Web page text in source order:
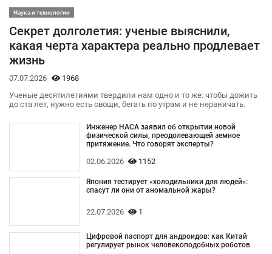
Наука и технологии
Секрет долголетия: ученые выяснили,
какая черта характера реально продлевает
жизнь
07.07.2026
1968
Ученые десятилетиями твердили нам одно и то же: чтобы дожить
до ста лет, нужно есть овощи, бегать по утрам и не нервничать.
Инженер НАСА заявил об открытии новой
физической силы, преодолевающей земное
притяжение. Что говорят эксперты?
02.06.2026 1152
Япония тестирует «холодильники для людей»:
спасут ли они от аномальной жары?
22.07.2026 1
Цифровой паспорт для андроидов: как Китай
регулирует рынок человекоподобных роботов